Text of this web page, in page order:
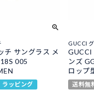
チ サングラス メ
005
ラッピング
GUCCI
GUCCI
ンズ
ロップ
送料無